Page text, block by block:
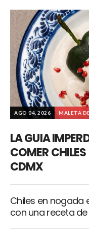
AGO 04, 2026 MALETA
LA GUIA
COMER
CDMX
Chiles en nogada
con una receta de